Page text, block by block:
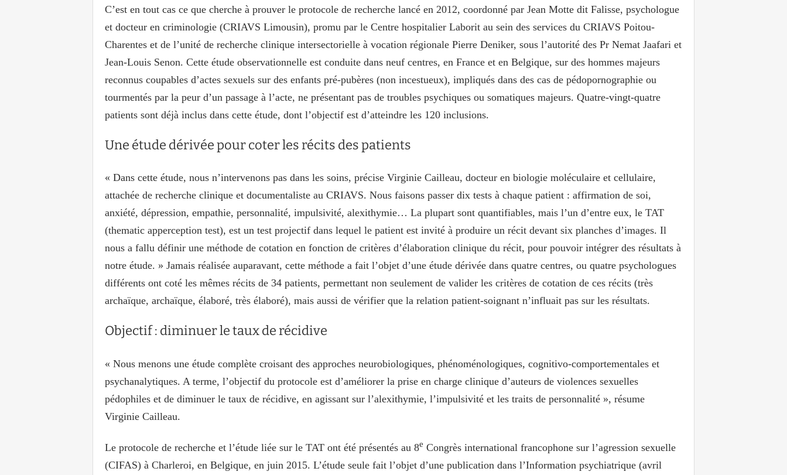
C’est en tout cas ce que cherche à prouver le protocole de recherche lancé en 2012, coordonné par Jean Motte dit Falisse, psychologue
et docteur en criminologie (CRIAVS Limousin), promu par le Centre hospitalier Laborit au sein des services du CRIAVS Poitou-
Charentes et de l’unité de recherche clinique intersectorielle à vocation régionale Pierre Deniker, sous l’autorité des Pr Nemat Jaafari et
Jean-Louis Senon. Cette étude observationnelle est conduite dans neuf centres, en France et en Belgique, sur des hommes majeurs
reconnus coupables d’actes sexuels sur des enfants pré-pubères (non incestueux), impliqués dans des cas de pédopornographie ou
tourmentés par la peur d’un passage à l’acte, ne présentant pas de troubles psychiques ou somatiques majeurs. Quatre-vingt-quatre
patients sont déjà inclus dans cette étude, dont l’objectif est d’atteindre les 120 inclusions.
Une étude dérivée pour coter les récits des patients
« Dans cette étude, nous n’intervenons pas dans les soins, précise Virginie Cailleau, docteur en biologie moléculaire et cellulaire,
attachée de recherche clinique et documentaliste au CRIAVS. Nous faisons passer dix tests à chaque patient : affirmation de soi,
anxiété, dépression, empathie, personnalité, impulsivité, alexithymie… La plupart sont quantifiables, mais l’un d’entre eux, le TAT
(thematic apperception test), est un test projectif dans lequel le patient est invité à produire un récit devant six planches d’images. Il
nous a fallu définir une méthode de cotation en fonction de critères d’élaboration clinique du récit, pour pouvoir intégrer des résultats à
notre étude. » Jamais réalisée auparavant, cette méthode a fait l’objet d’une étude dérivée dans quatre centres, ou quatre psychologues
différents ont coté les mêmes récits de 34 patients, permettant non seulement de valider les critères de cotation de ces récits (très
archaïque, archaïque, élaboré, très élaboré), mais aussi de vérifier que la relation patient-soignant n’influait pas sur les résultats.
Objectif : diminuer le taux de récidive
« Nous menons une étude complète croisant des approches neurobiologiques, phénoménologiques, cognitivo-comportementales et
psychanalytiques. A terme, l’objectif du protocole est d’améliorer la prise en charge clinique d’auteurs de violences sexuelles
pédophiles et de diminuer le taux de récidive, en agissant sur l’alexithymie, l’impulsivité et les traits de personnalité », résume
Virginie Cailleau.
Le protocole de recherche et l’étude liée sur le TAT ont été présentés au 8e Congrès international francophone sur l’agression sexuelle
(CIFAS) à Charleroi, en Belgique, en juin 2015. L’étude seule fait l’objet d’une publication dans l’Information psychiatrique (avril